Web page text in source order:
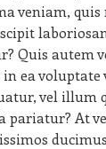
veniam,
Quis autem
ea voluptate
vel illum
pariatur? At